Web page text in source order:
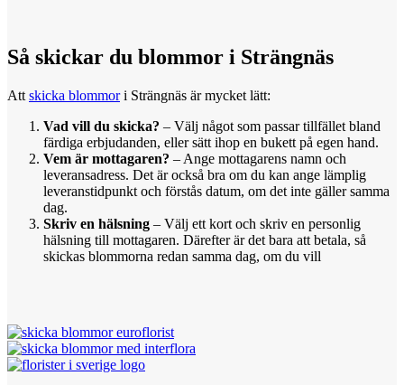
Så skickar du blommor i Strängnäs
Att skicka blommori Strängnäs är mycket lätt:
Vad vill du skicka? – Välj något som passar tillfället bland
färdiga erbjudanden, eller sätt ihop en bukett på egen hand.
Vem är mottagaren? – Ange mottagarens namn och
leveransadress. Det är också bra om du kan ange lämplig
leveranstidpunkt och förstås datum, om det inte gäller samma
dag.
Skriv en hälsning – Välj ett kort och skriv en personlig
hälsning till mottagaren. Därefter är det bara att betala, så
skickas blommorna redan samma dag, om du vill